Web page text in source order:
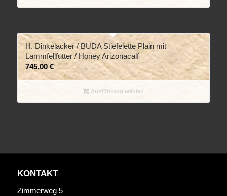
H. Dinkelacker / BUDA Stiefelette Plain mit
Lammfellfutter / Honey Arizonacalf
745,00 €
Ausführung wählen
KONTAKT
Zimmerweg 5